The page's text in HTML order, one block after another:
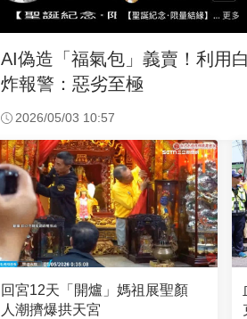
AI偽造「福氣包」義賣！利用
炸報警：惡劣至極
2026/05/03 10:57
回宮12天「開爐」媽祖展聖顏
人潮擠爆拱天宮